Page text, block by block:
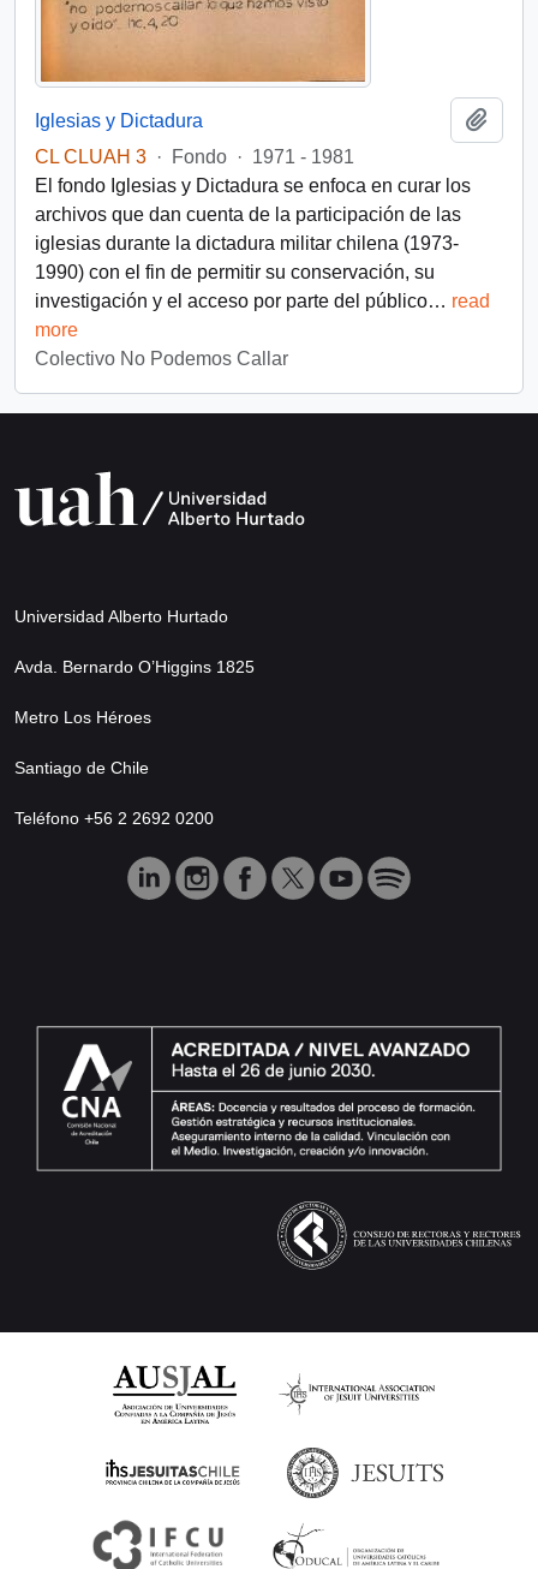
Iglesias y Dictadura
CL CLUAH 3 · Fondo · 1971 - 1981
El fondo Iglesias y Dictadura se enfoca en curar los
archivos que dan cuenta de la participación de las
iglesias durante la dictadura militar chilena (1973-
1990) con el fin de permitir su conservación, su
investigación y el acceso por parte del público… read
more
Colectivo No Podemos Callar
Universidad Alberto Hurtado
Avda. Bernardo O’Higgins 1825
Metro Los Héroes
Santiago de Chile
Teléfono +56 2 2692 0200